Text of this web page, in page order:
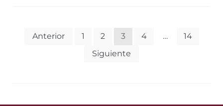
Paginación
Anterior 1 2 3 4 …
14
Siguiente